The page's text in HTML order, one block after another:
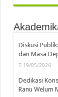
Diskusi
dan Masa
19/05/2026
Dedikasi
Ranu Welum